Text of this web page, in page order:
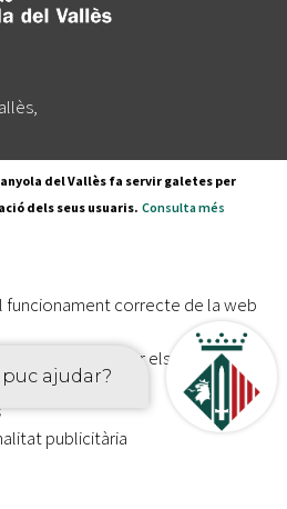
butlletí
de dades Mapa del lloc
del Vallès fa servir galetes per
dels seus usuaris. Consulta més
funcionament correcte de la web
millorar els serveis del
publicitària